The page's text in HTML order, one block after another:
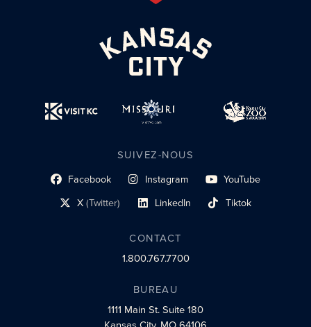
SUIVEZ-NOUS
Facebook
lien du profil social Instagram
lien vers le profil social YouTube
lien vers le profil social
X(Twitter)
lien vers le profil socialLinkedIn
lien vers le profil socialTiktok
lien vers le profil social
CONTACT
1.800.767.7700
BUREAU
1111 Main St.Suite 180